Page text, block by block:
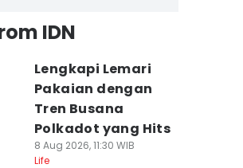
IDN
Lengkapi Lemari
Pakaian dengan
Tren Busana
Polkadot yang Hits
8 Aug 2026, 11:30 WIB
Life